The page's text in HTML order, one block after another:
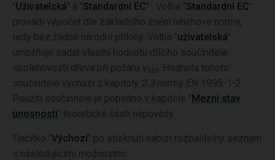
"Uživatelská" a "Standardní EC". Volba "Standardní EC"
provádí výpočet dle základního znění návrhové normy,
tedy bez žádné národní přílohy. Volba "uživatelská"
umožňuje zadat vlastní hodnotu dílčího součinitele
spolehlivosti dřeva při požáru γM,fi
. Hodnota tohoto
součinitele vychází z kapitoly 2.3normy EN 1995-1-2.
Použití součinitele je popsáno v kapitole "Mezní stav
únosnosti" teoretické části nápovědy.
Tlačítko "Výchozí" po stisknutí nabízí rozbalitelný seznam
s následujícími možnostmi: